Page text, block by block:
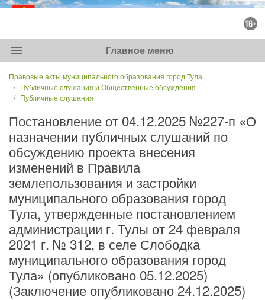
menu Главное меню
Правовые акты муниципального образования город Тула
Публичные слушания и Общественные обсуждения
Публичные слушания
Постановление от 04.12.2025 №227-п «О
назначении публичных слушаний по
обсуждению проекта внесения
изменений в Правила
землепользования и застройки
муниципального образования город
Тула, утвержденные постановлением
администрации г. Тулы от 24 февраля
2021 г. № 312, в селе Слободка
муниципального образования город
Тула» (опубликовано 05.12.2025)
(Заключение опубликовано 24.12.2025)